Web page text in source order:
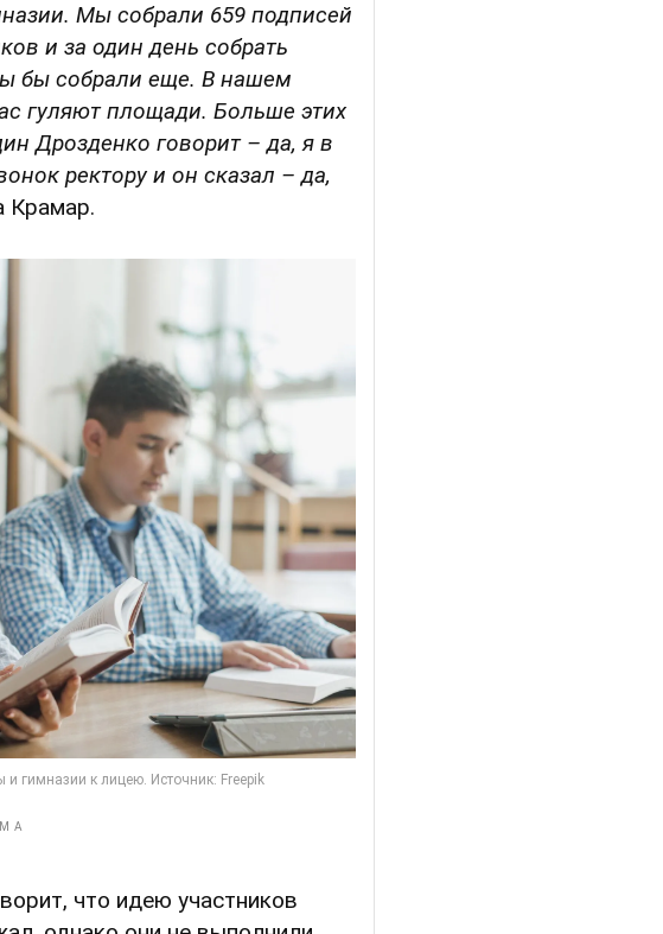
Мы собрали 659 подписей
и за один день собрать
бы собрали еще. В нашем
гуляют площади. Больше этих
Дрозденко говорит – да, я в
ректору и он сказал – да,
Крамар.
что идею участников